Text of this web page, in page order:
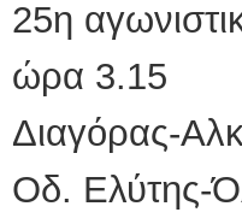
25η
ώρα 3.15
Διαγόρας-
Οδ. Ελύτης-